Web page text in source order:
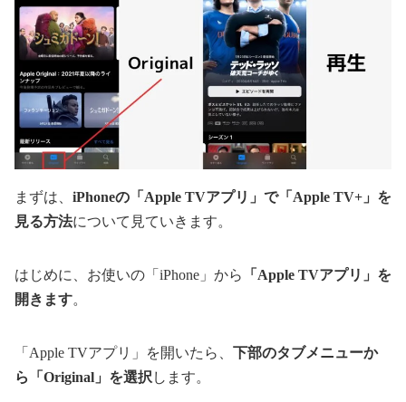
まずは、 iPhoneの「Apple TVアプリ」で「Apple TV+」を
見る方法について見ていきます。
はじめに、お使いの「iPhone」から
「Apple TVアプリ」を
開きます。
「Apple TVアプリ」を開いたら、 下部のタブメニューか
ら「Original」を選択 します。